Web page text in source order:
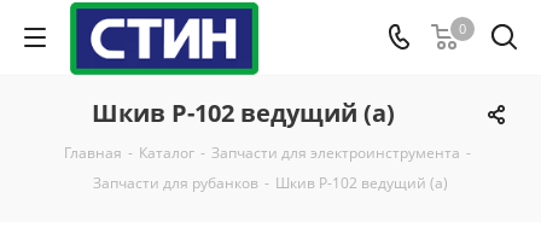
0
Шкив Р-102 ведущий (а)
Главная - Каталог - Запчасти для электроинструмента -
Запчасти для рубанков - Шкив Р-102 ведущий (а)